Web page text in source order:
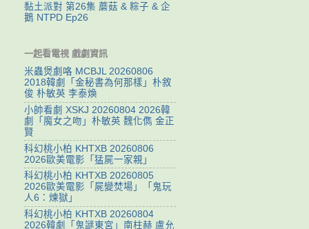
黏土派對 第26集 蘑菇 & 粽子 & 企
鵝 NTPD Ep26
一起看電視 戲劇資訊
米蟲煲劇咯 MCBJL 20260806
2018韓劇「金秘書為何那樣」朴敘
俊 朴敏英 李泰煥
小帥看劇 XSKJ 20260804 2026韓
劇「魔女之吻」朴敏英 魏化儁 金正
賢
科幻桃小柏 KHTXB 20260806
2026歐美電影「猛屍一家親」
科幻桃小柏 KHTXB 20260805
2026歐美電影「屍變焚場」「鬼玩
人6：煉獄」
科幻桃小柏 KHTXB 20260804
2026韓劇「鬼謎東宮」南柱赫 盧允